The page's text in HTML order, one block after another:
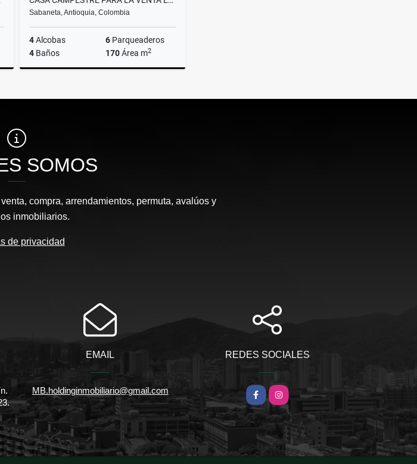
Sabaneta, Antioquia, Colombia
4Alcobas 6 Parqueaderos
4 Baños 170Área m2
$1.250.000.000
SOMOS
compra, arrendamientos, permuta, avalúos y
inmobiliarios.
de privacidad
EMAIL
MB.holdinginmobiliario@gmail.com
REDES SOCIALES
FacebookInstagram